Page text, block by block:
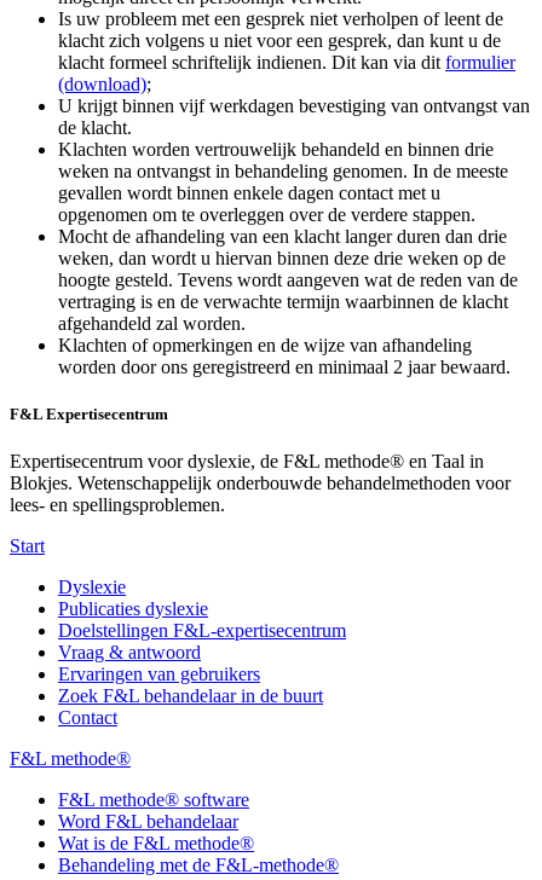
Is uw probleem met een gesprek niet verholpen of leent de
klacht zich volgens u niet voor een gesprek, dan kunt u de
klacht formeel schriftelijk indienen. Dit kan via dit formulier
(download);
U krijgt binnen vijf werkdagen bevestiging van ontvangst van
de klacht.
Klachten worden vertrouwelijk behandeld en binnen drie
weken na ontvangst in behandeling genomen. In de meeste
gevallen wordt binnen enkele dagen contact met u
opgenomen om te overleggen over de verdere stappen.
Mocht de afhandeling van een klacht langer duren dan drie
weken, dan wordt u hiervan binnen deze drie weken op de
hoogte gesteld. Tevens wordt aangeven wat de reden van de
vertraging is en de verwachte termijn waarbinnen de klacht
afgehandeld zal worden.
Klachten of opmerkingen en de wijze van afhandeling
worden door ons geregistreerd en minimaal 2 jaar bewaard.
F&L Expertisecentrum
Expertisecentrum voor dyslexie, de F&L methode® en Taal in
Blokjes. Wetenschappelijk onderbouwde behandelmethoden voor
lees- en spellingsproblemen.
Start
Dyslexie
Publicaties dyslexie
Doelstellingen F&L-expertisecentrum
Vraag & antwoord
Ervaringen van gebruikers
Zoek F&L behandelaar in de buurt
Contact
F&L methode®
F&L methode® software
Word F&L behandelaar
Wat is de F&L methode®
Behandeling met de F&L-methode®